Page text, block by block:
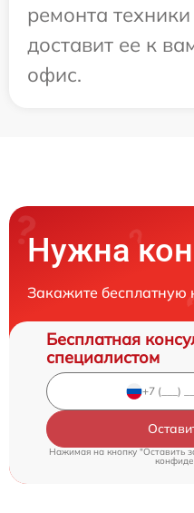
ремонта
доставит ее к
офис.
Нужна
Закажите бесплатную
Бесплатная
специалистом
Нажимая на кнопку "Оставить